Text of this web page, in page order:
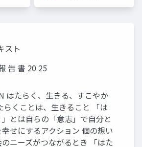
スト
告 書 20 25
はたらく、生きる、すこやか
らくことは、生きること 「は
」とは自らの「意志」で自分と
せにするアクション 個の想い
のニーズがつながるとき 「はた